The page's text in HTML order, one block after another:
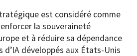
est considéré comme
la souveraineté
et à réduire sa dépendance
d’IA développés aux États-Unis